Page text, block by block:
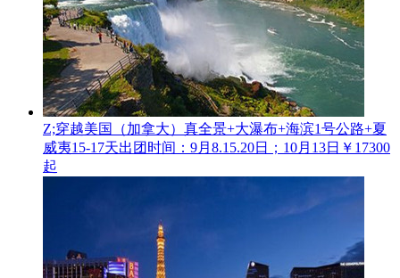
Z;穿越美国（加拿大）真全景+大瀑布+海滨1号公路+夏
威夷15-17天出团时间：9月8.15.20日；10月13日 ￥17300
起